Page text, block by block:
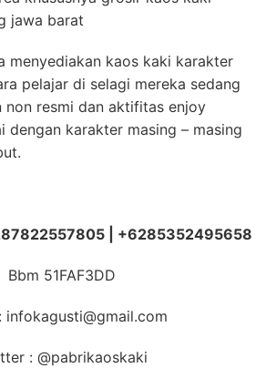
jawa barat
menyediakan kaos kaki karakter
pelajar di selagi mereka sedang
non resmi dan aktifitas enjoy
dengan karakter masing – masing
| +6285352495658
Bbm 51FAF3DD
infokagusti@gmail.com
: @pabrikaoskaki